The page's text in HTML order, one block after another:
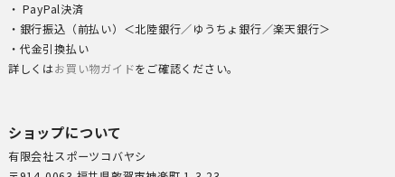
・ PayPal決済
・銀行振込（前払い）＜北陸銀行／ゆうちょ銀行／楽天銀行＞
・代金引換払い
詳しくはお買い物ガイドをご確認ください。
ショップについて
有限会社スポーツコバヤシ